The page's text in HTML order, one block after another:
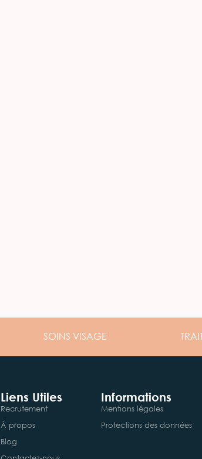
SOINS VISAGE
Liens Utiles
Recrutement
À propos
Blog
Informations
Mentions légales
Protections des données